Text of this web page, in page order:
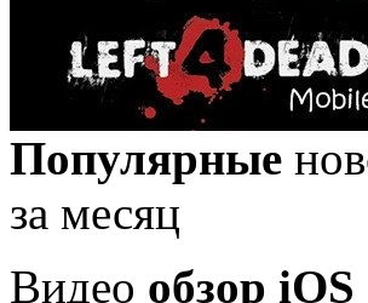
Популярные
за месяц
Видео обзор